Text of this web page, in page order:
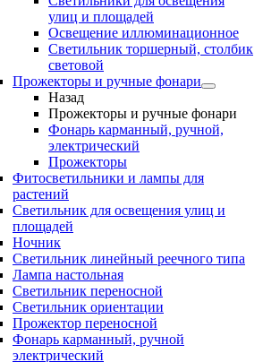
улиц и площадей
Освещение иллюминационное
Светильник торшерный, столбик
световой
Прожекторы и ручные фонари
Назад
Прожекторы и ручные фонари
Фонарь карманный, ручной,
электрический
Прожекторы
Фитосветильники и лампы для
растений
Светильник для освещения улиц и
площадей
Ночник
Светильник линейный реечного типа
Лампа настольная
Светильник переносной
Светильник ориентации
Прожектор переносной
Фонарь карманный, ручной
электрический